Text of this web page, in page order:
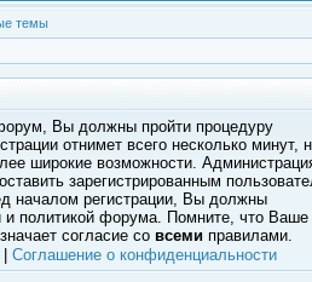
темы
Вы должны пройти процедуру
отнимет всего несколько минут,
широкие возможности.
зарегистрированным
началом регистрации, Вы должны
и политикой форума. Помните, что Ваше
согласие со всеми правилами.
Соглашение о конфиденциальности